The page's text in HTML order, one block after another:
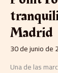
Madrid
30 de junio de
Una de las